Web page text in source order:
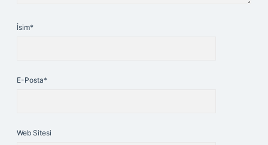
İsim*
E-Posta*
Web Sitesi